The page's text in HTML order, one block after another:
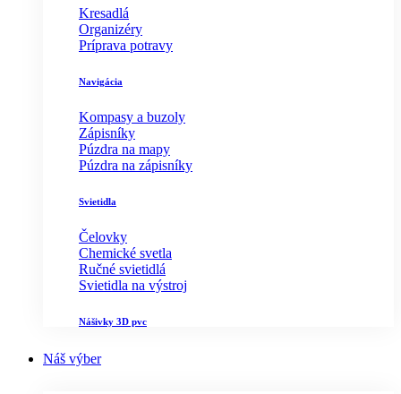
Kresadlá
Organizéry
Príprava potravy
Navigácia
Kompasy a buzoly
Zápisníky
Púzdra na mapy
Púzdra na zápisníky
Svietidla
Čelovky
Chemické svetla
Ručné svietidlá
Svietidla na výstroj
Nášivky 3D pvc
Náš výber